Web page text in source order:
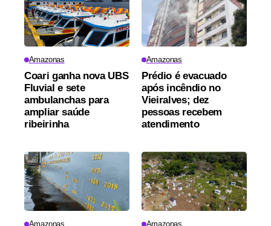
Amazonas
Coari ganha nova UBS
Fluvial e sete
ambulanchas para
ampliar saúde
ribeirinha
Amazonas
Prédio é evacuado
após incêndio no
Vieiralves; dez
pessoas recebem
atendimento
Amazonas Amazonas